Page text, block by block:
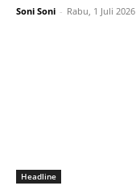
Soni Soni - Rabu, 1 Juli 2026
Headline